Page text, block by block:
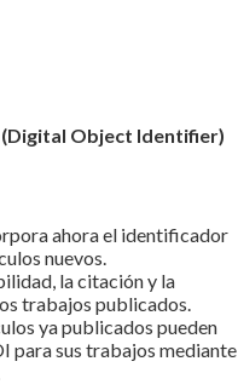
Object Identifier)
ahora el identificador
nuevos.
la citación y la
trabajos publicados.
ya publicados pueden
para sus trabajos mediante